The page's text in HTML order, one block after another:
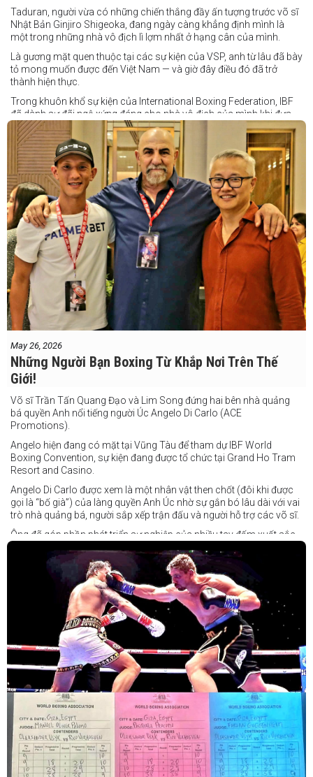
Taduran, người vừa có những chiến thắng đầy ấn tượng trước võ sĩ
Nhật Bản Ginjiro Shigeoka, đang ngày càng khẳng định mình là
một trong những nhà vô địch lì lợm nhất ở hạng cân của mình.
Là gương mặt quen thuộc tại các sự kiện của VSP, anh từ lâu đã bày
tỏ mong muốn được đến Việt Nam — và giờ đây điều đó đã trở
thành hiện thực.
Trong khuôn khổ sự kiện của International Boxing Federation, IBF
đã dành sự đãi ngộ xứng đáng cho nhà vô địch của mình khi đưa
Taduran đến Việt Nam bằng vé hạng thương gia.
Một chuyến đi hoàn toàn xứng đáng cho một “chiến binh đường xa”
thực thụ
May 26, 2026
Những Người Bạn Boxing Từ Khắp Nơi Trên Thế
Giới!
Võ sĩ Trần Tấn Quang Đạo và Lim Song đứng hai bên nhà quảng
bá quyền Anh nổi tiếng người Úc Angelo Di Carlo (ACE
Promotions).
Angelo hiện đang có mặt tại Vũng Tàu để tham dự IBF World
Boxing Convention, sự kiện đang được tổ chức tại Grand Ho Tram
Resort and Casino.
Angelo Di Carlo được xem là một nhân vật then chốt (đôi khi được
gọi là “bố già”) của làng quyền Anh Úc nhờ sự gắn bó lâu dài với vai
trò nhà quảng bá, người sắp xếp trận đấu và người hỗ trợ các võ sĩ.
Ông đã góp phần phát triển sự nghiệp của nhiều tay đấm xuất sắc,